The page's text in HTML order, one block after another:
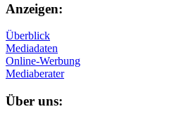
Anzeigen:
Überblick
Mediadaten
Online-Werbung
Mediaberater
Über uns: